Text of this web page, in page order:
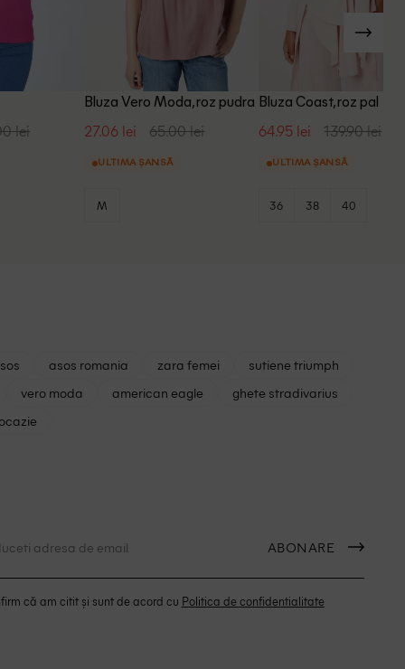
lei
Bluza Vero Moda, roz pudra
27.06 lei 65.00 lei
ULTIMA ȘANSĂ
M
Bluza Coast, roz pal
64.95 lei 139.90 lei
ULTIMA ȘANSĂ
36 38 40
asos romania zara femei
sutiene triumph
vero moda american eagle
ghete stradivarius
ABONARE
că am citit și sunt de acord cu Politica de confidentialitate